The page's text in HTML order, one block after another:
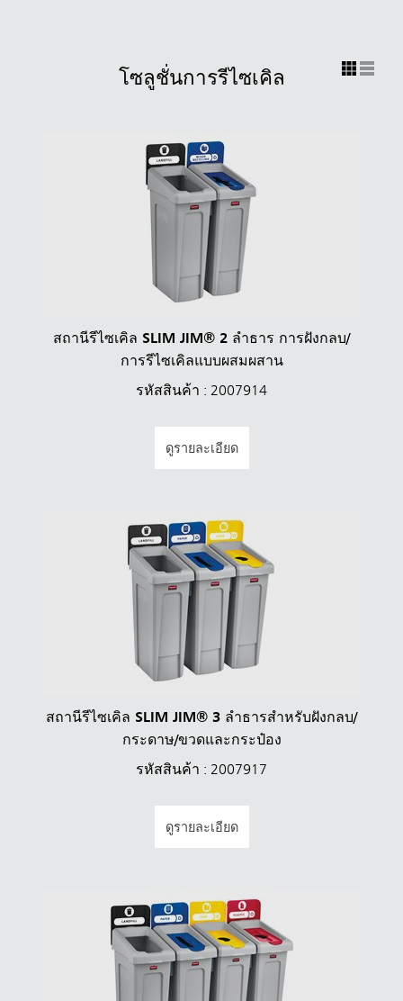
โซลูชั่นการรีไซเคิล
สถานีรีไซเคิล SLIM JIM® 2 ลำธาร การฝังกลบ/
การรีไซเคิลแบบผสมผสาน
รหัสสินค้า : 2007914
ดูรายละเอียด
สถานีรีไซเคิล SLIM JIM® 3 ลำธารสำหรับฝังกลบ/
กระดาษ/ขวดและกระป๋อง
รหัสสินค้า : 2007917
ดูรายละเอียด